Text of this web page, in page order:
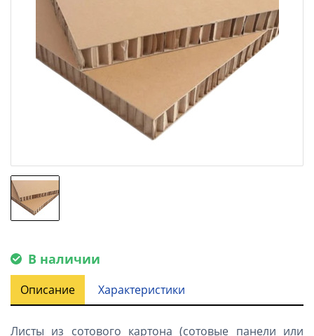
В наличии
Описание Характеристики
Листы из сотового картона (сотовые панели или